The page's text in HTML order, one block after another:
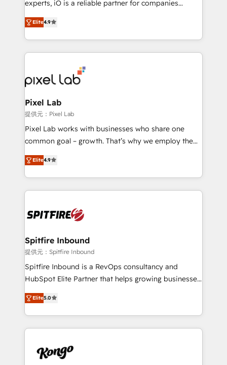
experts, iO is a reliable partner for companies
looking to strengthen their position in the fields of
marketing, technology, content, strategy and
creation. iO combines in-depth knowledge on both
the marketing and technology end of HubSpot,
from end-to-end. Teams of marketing specialists,
developers, copywriters and designers work side by
side to meet the specific demands of every client
and project. Dedicated HubSpot teams combine all
skills for HubSpot projects from strategy to
implementation and training. Skilled in-house
complex API integrations with external platforms.
Working from several campuses across Belgium, The
such as Brussels Airport, Volvo, Farmaline, Agilitas,
Streamz and Michelin.
Elite4.9
Pixel Lab
提供元：Pixel Lab
Pixel Lab works with businesses who share one
common goal – growth. That’s why we employ the
latest innovations in disruptive technology in our
approach to web design, sales enablement and
inbound marketing that deliver month-on-month
growth for our client's businesses. These methods
exactly where your marketing budget is being used
and overall revenue to a level not feasible with
traditional methods. If you’re a frustrated marketing
manager or business owner sick of wasting budget
with generic agencies and their outdated methods,
just like yours attract more high-quality leads
throughout each stage of the buying cycle with
enable sales teams with the process, technology and
training to smash targets.
Elite4.9
Spitfire Inbound
提供元：Spitfire Inbound
Spitfire Inbound is a RevOps consultancy and
HubSpot Elite Partner that helps growing businesses
design predictable, scalable revenue-driving
strategies. With offices in South Africa and London,
we take a RevOps-led approach that aligns sales,
marketing & service, breaks down silos, and gives
confidence. We deliver end to end strategy and
Elite5.0